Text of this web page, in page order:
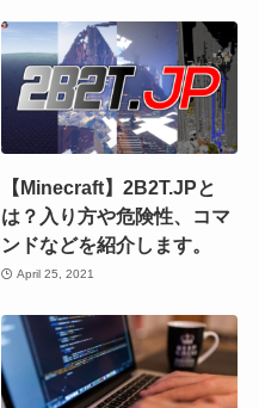
【Minecraft】2B2T.JPと
は？入り方や危険性、コマ
ンドなどを紹介します。
April 25, 2021